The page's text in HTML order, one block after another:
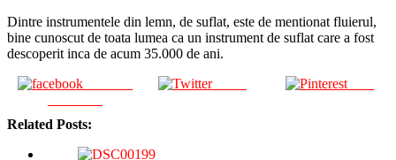
Dintre instrumentele din lemn, de suflat, este de mentionat fluierul,
bine cunoscut de toata lumea ca un instrument de suflat care a fost
descoperit inca de acum 35.000 de ani.
Tweet Save
Related Posts: